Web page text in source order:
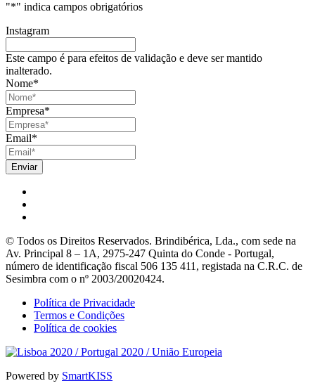
"*" indica campos obrigatórios
Instagram
Este campo é para efeitos de validação e deve ser mantido
inalterado.
Nome*
Empresa*
Email*
© Todos os Direitos Reservados. Brindibérica, Lda., com sede na
Av. Principal 8 – 1A, 2975-247 Quinta do Conde - Portugal,
número de identificação fiscal 506 135 411, registada na C.R.C. de
Sesimbra com o nº 2003/20020424.
Política de Privacidade
Termos e Condições
Política de cookies
Powered by SmartKISS